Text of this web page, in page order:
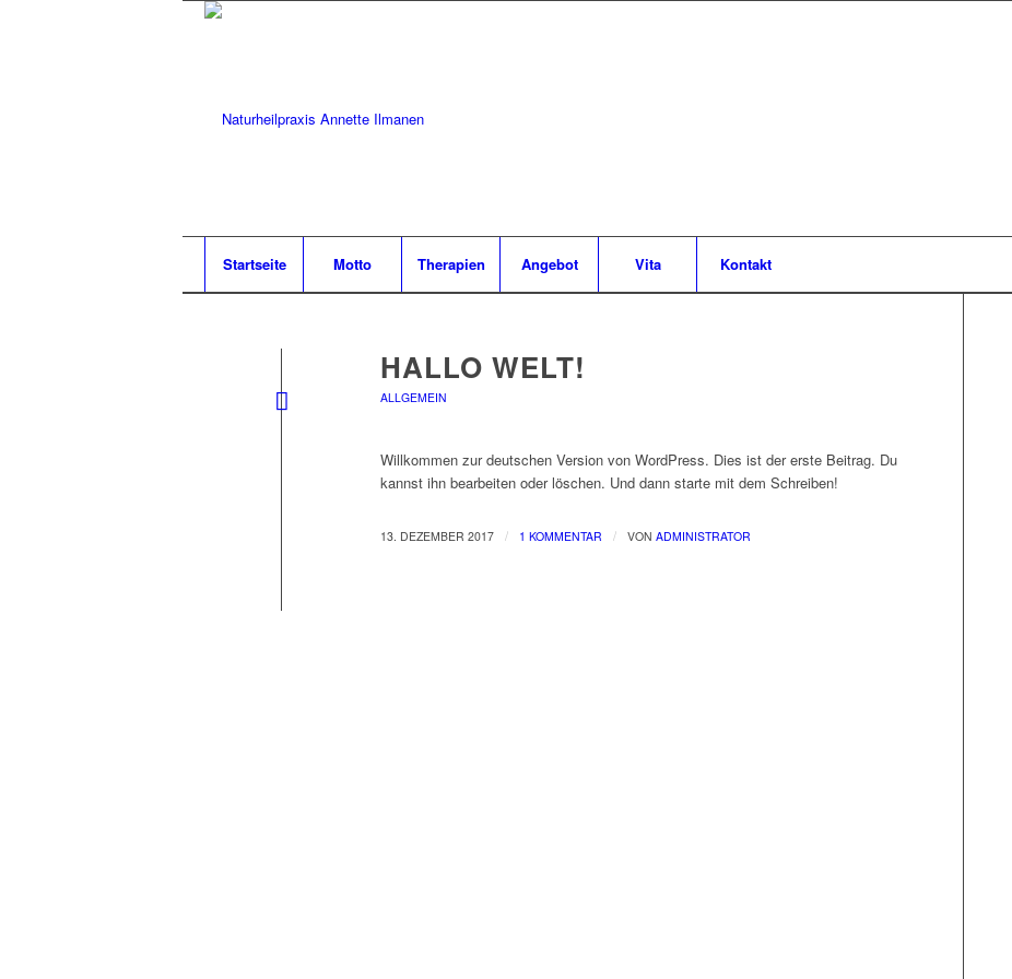
Startseite Motto Therapien Angebot Vita Kontakt
HALLO WELT!
ALLGEMEIN
Willkommen zur deutschen Version von WordPress. Dies ist der erste Beitrag. Du
kannst ihn bearbeiten oder löschen. Und dann starte mit dem Schreiben!
13. DEZEMBER 2017 / 1 KOMMENTAR / VON ADMINISTRATOR